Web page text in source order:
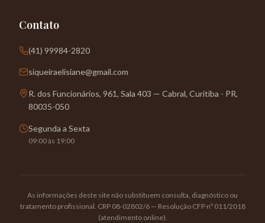
Contato
(41) 99984-2820
siqueiraelisiane@gmail.com
R. dos Funcionários, 961, Sala 403 — Cabral, Curitiba - PR,
80035-050
Segunda a Sexta
09:00 às 19:00
As informações deste site não substituem consulta, diagnóstico ou
tratamento profissional. CRP 08-02802/6 — Resolução CFP nº 011/2018
(atendimento online).